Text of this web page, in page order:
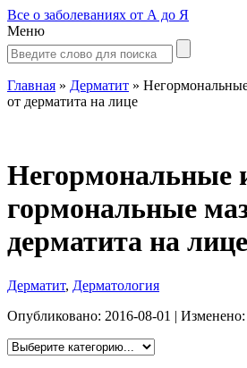
Все о заболеваниях от А до Я
Меню
Главная » Дерматит »
от дерматита на лице
Негормональные
гормональные
дерматита на лице
Дерматит, Дерматология
Опубликовано: 2016-08-01 | Изменено: